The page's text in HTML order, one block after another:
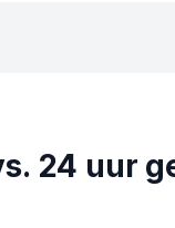
24 uur